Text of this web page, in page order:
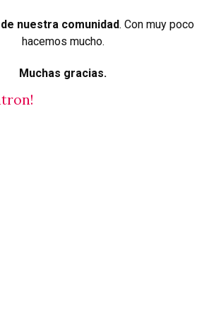
nuestra comunidad. Con muy poco
hacemos mucho.
Muchas gracias.